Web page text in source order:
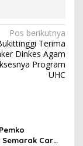
Pos berikutnya
Terima
Dinkes Agam
Program
UHC
Car